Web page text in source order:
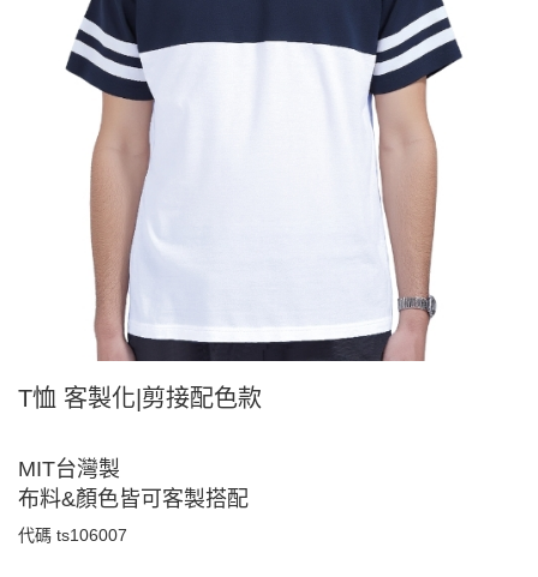
T恤 客製化|剪接配色款
MIT台灣製
布料&顏色皆可客製搭配
代碼 ts106007